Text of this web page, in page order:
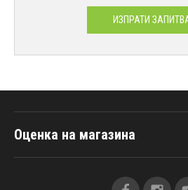
ИЗПРАТИ
Оценка на магазина